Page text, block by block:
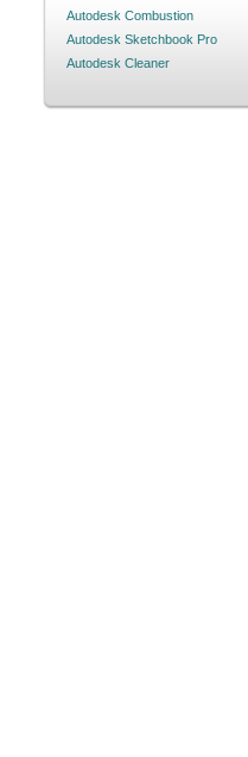
Autodesk Combustion
Autodesk Sketchbook Pro
Autodesk Cleaner